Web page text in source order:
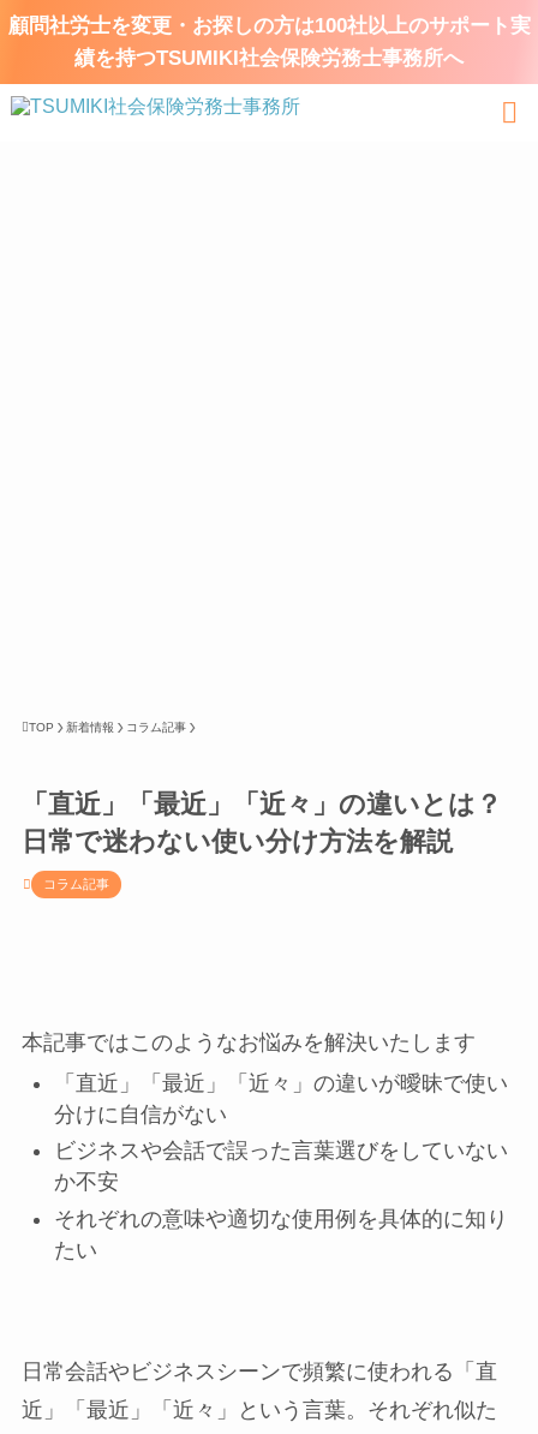
顧問社労士を変更・お探しの方は100社以上のサポート実
績を持つTSUMIKI社会保険労務士事務所へ
TOP 新着情報 コラム記事
「直近」「最近」「近々」の違いとは？
日常で迷わない使い分け方法を解説
コラム記事
本記事ではこのようなお悩みを解決いたします
「直近」「最近」「近々」の違いが曖昧で使い
分けに自信がない
ビジネスや会話で誤った言葉選びをしていない
か不安
それぞれの意味や適切な使用例を具体的に知り
たい
日常会話やビジネスシーンで頻繁に使われる「直
近」「最近」「近々」という言葉。それぞれ似た